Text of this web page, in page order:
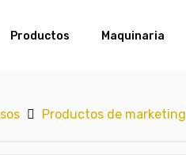
Productos Maquinaria
Productos de marketing